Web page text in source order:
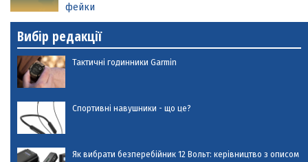
фейки
Вибір редакції
Тактичні годинники Garmin
Спортивні навушники - що це?
Як вибрати безперебійник 12 Вольт: керівництво з описом